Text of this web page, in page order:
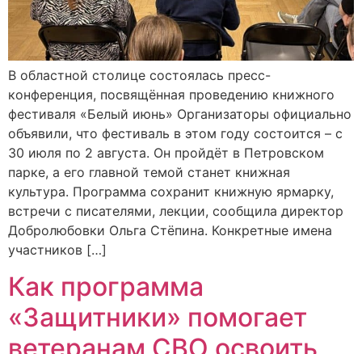
В областной столице состоялась пресс-
конференция, посвящённая проведению книжного
фестиваля «Белый июнь» Организаторы официально
объявили, что фестиваль в этом году состоится – с
30 июля по 2 августа. Он пройдёт в Петровском
парке, а его главной темой станет книжная
культура. Программа сохранит книжную ярмарку,
встречи с писателями, лекции, сообщила директор
Добролюбовки Ольга Стёпина. Конкретные имена
участников […]
Как программа
«Защитники» помогает